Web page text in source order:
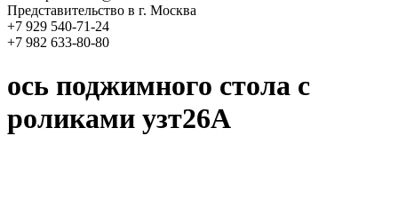
Представительство в г. Москва
+7 929 540-71-24
+7 982 633-80-80
ось поджимного стола с
роликами узт26А